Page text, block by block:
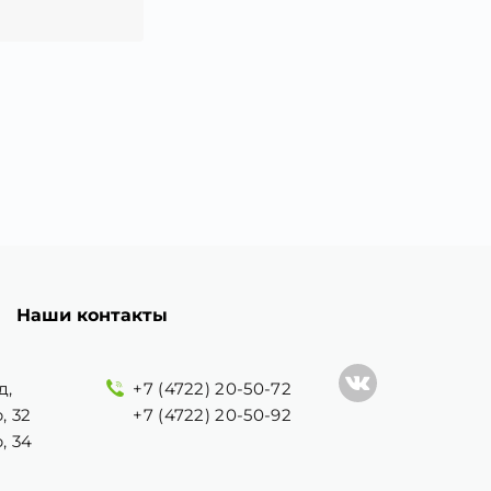
Наши контакты
32
34
+7 (4722) 20-50-72
+7 (4722) 20-50-92